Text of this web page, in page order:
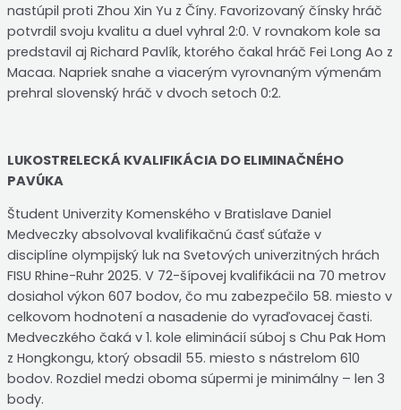
nastúpil proti Zhou Xin Yu z Číny. Favorizovaný čínsky hráč
potvrdil svoju kvalitu a duel vyhral 2:0. V rovnakom kole sa
predstavil aj Richard Pavlík, ktorého čakal hráč Fei Long Ao z
Macaa. Napriek snahe a viacerým vyrovnaným výmenám
prehral slovenský hráč v dvoch setoch 0:2.
LUKOSTRELECKÁ KVALIFIKÁCIA DO ELIMINAČNÉHO
PAVÚKA
Študent Univerzity Komenského v Bratislave Daniel
Medveczky absolvoval kvalifikačnú časť súťaže v
disciplíne olympijský luk na Svetových univerzitných hrách
FISU Rhine-Ruhr 2025. V 72-šípovej kvalifikácii na 70 metrov
dosiahol výkon 607 bodov, čo mu zabezpečilo 58. miesto v
celkovom hodnotení a nasadenie do vyraďovacej časti.
Medveczkého čaká v 1. kole eliminácií súboj s Chu Pak Hom
z Hongkongu, ktorý obsadil 55. miesto s nástrelom 610
bodov. Rozdiel medzi oboma súpermi je minimálny – len 3
body.